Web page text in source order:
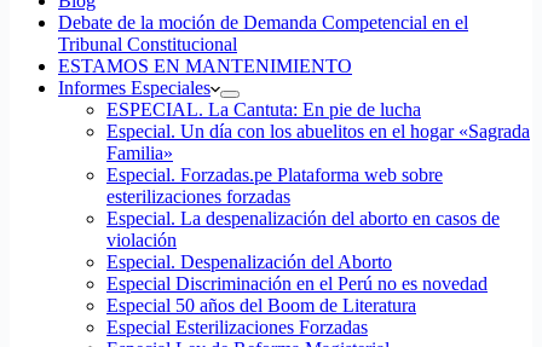
Debate de la moción de Demanda Competencial en el
Tribunal Constitucional
ESTAMOS EN MANTENIMIENTO
Informes Especiales
ESPECIAL. La Cantuta: En pie de lucha
Especial. Un día con los abuelitos en el hogar «Sagrada
Familia»
Especial. Forzadas.pe Plataforma web sobre
esterilizaciones forzadas
Especial. La despenalización del aborto en casos de
violación
Especial. Despenalización del Aborto
Especial Discriminación en el Perú no es novedad
Especial 50 años del Boom de Literatura
Especial Esterilizaciones Forzadas